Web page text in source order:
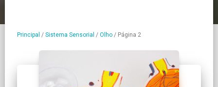
Principal / Sistema Sensorial / Olho / Página 2